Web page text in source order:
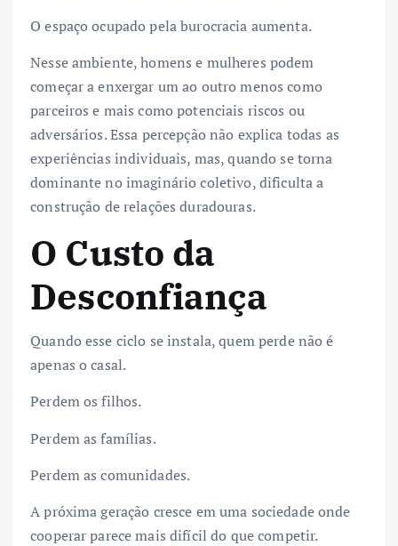
O espaço ocupado pela burocracia aumenta.
Nesse ambiente, homens e mulheres podem
começar a enxergar um ao outro menos como
parceiros e mais como potenciais riscos ou
adversários. Essa percepção não explica todas as
experiências individuais, mas, quando se torna
dominante no imaginário coletivo, dificulta a
construção de relações duradouras.
O Custo da
Desconfiança
Quando esse ciclo se instala, quem perde não é
apenas o casal.
Perdem os filhos.
Perdem as famílias.
Perdem as comunidades.
A próxima geração cresce em uma sociedade onde
cooperar parece mais difícil do que competir.